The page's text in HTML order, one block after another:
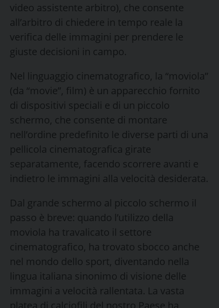
video assistente arbitro), che consente
all’arbitro di chiedere in tempo reale la
verifica delle immagini per prendere le
giuste decisioni in campo.
Nel linguaggio cinematografico, la “moviola”
(da “movie”, film) è un apparecchio fornito
di dispositivi speciali e di un piccolo
schermo, che consente di montare
nell’ordine predefinito le diverse parti di una
pellicola cinematografica girate
separatamente, facendo scorrere avanti e
indietro le immagini alla velocità desiderata.
Dal grande schermo al piccolo schermo il
passo è breve: quando l’utilizzo della
moviola ha travalicato il settore
cinematografico, ha trovato sbocco anche
nel mondo dello sport, diventando nella
lingua italiana sinonimo di visione delle
immagini a velocità rallentata. La vasta
platea di calciofili del nostro Paese ha